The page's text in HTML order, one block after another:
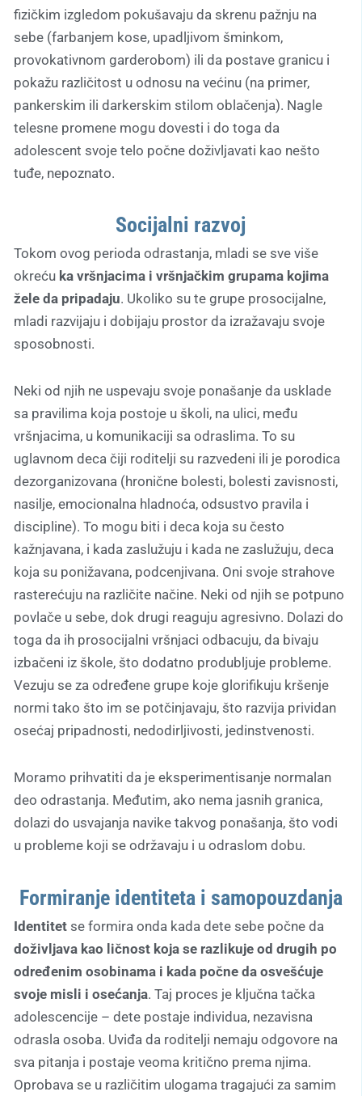
fizičkim izgledom pokušavaju da skrenu pažnju na
sebe (farbanjem kose, upadljivom šminkom,
provokativnom garderobom) ili da postave granicu i
pokažu različitost u odnosu na većinu (na primer,
pankerskim ili darkerskim stilom oblačenja). Nagle
telesne promene mogu dovesti i do toga da
adolescent svoje telo počne doživljavati kao nešto
tuđe, nepoznato.
Socijalni razvoj
Tokom ovog perioda odrastanja, mladi se sve više
okreću ka vršnjacima i vršnjačkim grupama kojima
žele da pripadaju. Ukoliko su te grupe prosocijalne,
mladi razvijaju i dobijaju prostor da izražavaju svoje
sposobnosti.
Neki od njih ne uspevaju svoje ponašanje da usklade
sa pravilima koja postoje u školi, na ulici, među
vršnjacima, u komunikaciji sa odraslima. To su
uglavnom deca čiji roditelji su razvedeni ili je porodica
dezorganizovana (hronične bolesti, bolesti zavisnosti,
nasilje, emocionalna hladnoća, odsustvo pravila i
discipline). To mogu biti i deca koja su često
kažnjavana, i kada zaslužuju i kada ne zaslužuju, deca
koja su ponižavana, podcenjivana. Oni svoje strahove
rasterećuju na različite načine. Neki od njih se potpuno
povlače u sebe, dok drugi reaguju agresivno. Dolazi do
toga da ih prosocijalni vršnjaci odbacuju, da bivaju
izbačeni iz škole, što dodatno produbljuje probleme.
Vezuju se za određene grupe koje glorifikuju kršenje
normi tako što im se potčinjavaju, što razvija prividan
osećaj pripadnosti, nedodirljivosti, jedinstvenosti.
Moramo prihvatiti da je eksperimentisanje normalan
deo odrastanja. Međutim, ako nema jasnih granica,
dolazi do usvajanja navike takvog ponašanja, što vodi
u probleme koji se održavaju i u odraslom dobu.
Formiranje identiteta i samopouzdanja
Identitet se formira onda kada dete sebe počne da
doživljava kao ličnost koja se razlikuje od drugih po
određenim osobinama i kada počne da osvešćuje
svoje misli i osećanja. Taj proces je ključna tačka
adolescencije – dete postaje individua, nezavisna
odrasla osoba. Uviđa da roditelji nemaju odgovore na
sva pitanja i postaje veoma kritično prema njima.
Oprobava se u različitim ulogama tragajući za samim